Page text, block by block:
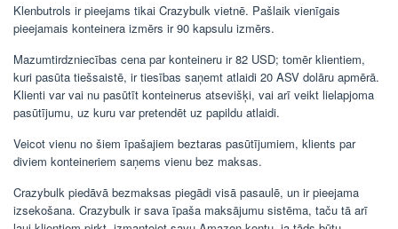
Klenbutrols ir pieejams tikai Crazybulk vietnē. Pašlaik vienīgais
pieejamais konteinera izmērs ir 90 kapsulu izmērs.
Mazumtirdzniecības cena par konteineru ir 82 USD; tomēr klientiem,
kuri pasūta tiešsaistē, ir tiesības saņemt atlaidi 20 ASV dolāru apmērā.
Klienti var vai nu pasūtīt konteinerus atsevišķi, vai arī veikt lielapjoma
pasūtījumu, uz kuru var pretendēt uz papildu atlaidi.
Veicot vienu no šiem īpašajiem beztaras pasūtījumiem, klients par
diviem konteineriem saņems vienu bez maksas.
Crazybulk piedāvā bezmaksas piegādi visā pasaulē, un ir pieejama
izsekošana. Crazybulk ir sava īpaša maksājumu sistēma, taču tā arī